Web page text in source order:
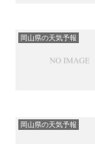
岡山県の天気予報
岡山県の天気予報